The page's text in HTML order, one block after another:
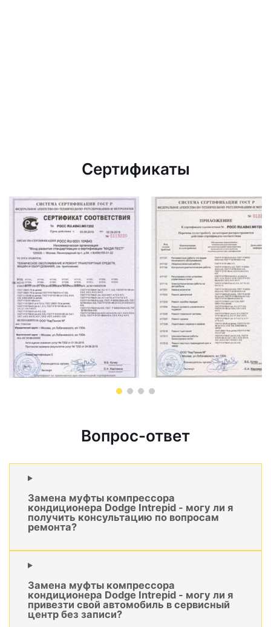
Сертификаты
Вопрос-ответ
Замена муфты компрессора
кондиционера Dodge Intrepid - могу ли я
получить консультацию по вопросам
ремонта?
Замена муфты компрессора
кондиционера Dodge Intrepid - могу ли я
привезти свой автомобиль в сервисный
центр без записи?